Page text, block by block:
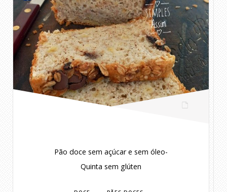
Pão doce sem açúcar e sem óleo-
Quinta sem glúten